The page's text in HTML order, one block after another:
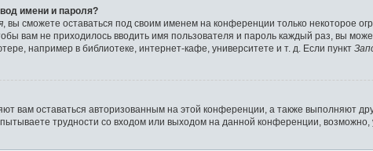
имени и пароля?
, вы сможете оставаться под своим именем на конференции только некоторое
вам не приходилось вводить имя пользователя и пароль каждый раз, вы
например в библиотеке, интернет-кафе, университете и т. д. Если пункт
вам оставаться авторизованным на этой конференции, а также выполняют
трудности со входом или выходом на данной конференции,